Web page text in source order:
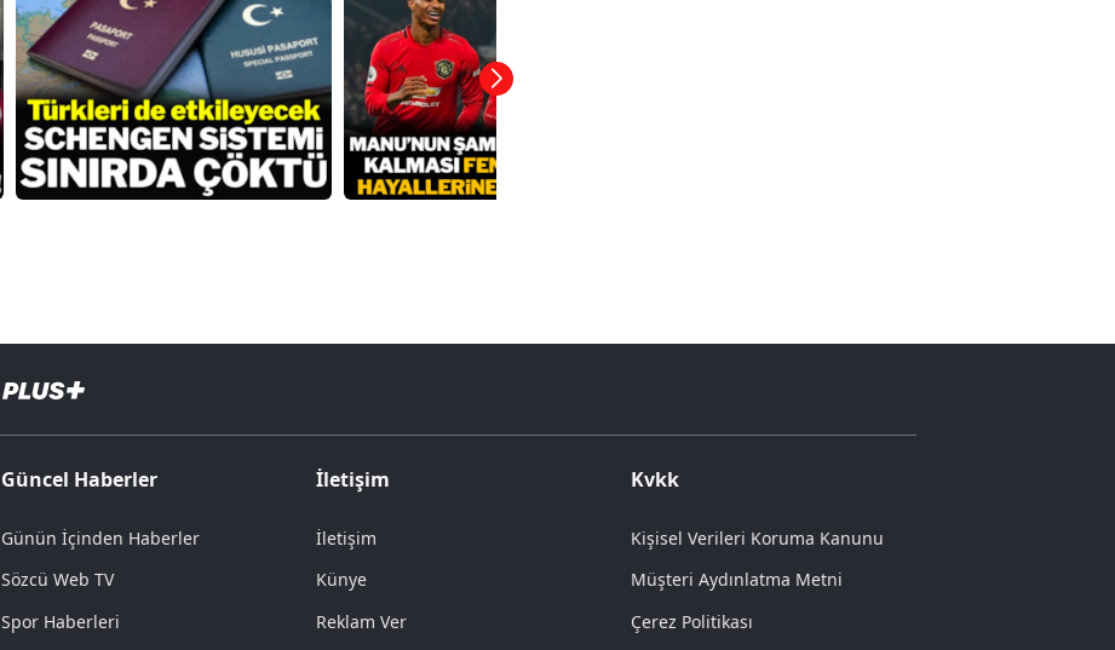
Güncel Haberler
Günün İçinden Haberler
Sözcü Web TV
Spor Haberleri
İletişim
İletişim
Künye
Reklam Ver
Kvkk
Kişisel Verileri Koruma Kanunu
Müşteri Aydınlatma Metni
Çerez Politikası